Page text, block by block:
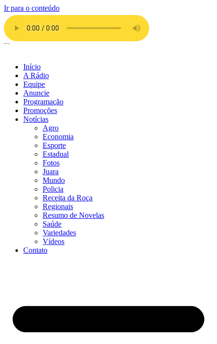
Ir para o conteúdo
Início
A Rádio
Equipe
Anuncie
Programação
Promoções
Notícias
Agro
Economia
Esporte
Estadual
Fotos
Juara
Mundo
Policia
Receita da Roça
Regionais
Resumo de Novelas
Saúde
Variedades
Vídeos
Contato